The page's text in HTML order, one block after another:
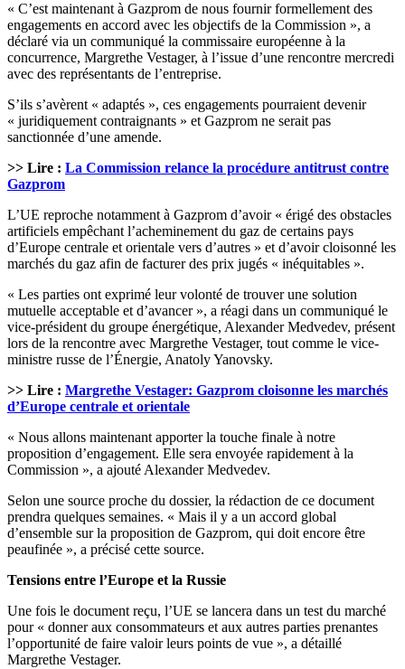
« C’est maintenant à Gazprom de nous fournir formellement des
engagements en accord avec les objectifs de la Commission », a
déclaré via un communiqué la commissaire européenne à la
concurrence, Margrethe Vestager, à l’issue d’une rencontre mercredi
avec des représentants de l’entreprise.
S’ils s’avèrent « adaptés », ces engagements pourraient devenir
« juridiquement contraignants » et Gazprom ne serait pas
sanctionnée d’une amende.
>> Lire : La Commission relance la procédure antitrust contre
Gazprom
L’UE reproche notamment à Gazprom d’avoir « érigé des obstacles
artificiels empêchant l’acheminement du gaz de certains pays
d’Europe centrale et orientale vers d’autres » et d’avoir cloisonné les
marchés du gaz afin de facturer des prix jugés « inéquitables ».
« Les parties ont exprimé leur volonté de trouver une solution
mutuelle acceptable et d’avancer », a réagi dans un communiqué le
vice-président du groupe énergétique, Alexander Medvedev, présent
lors de la rencontre avec Margrethe Vestager, tout comme le vice-
ministre russe de l’Énergie, Anatoly Yanovsky.
>> Lire : Margrethe Vestager: Gazprom cloisonne les marchés
d’Europe centrale et orientale
« Nous allons maintenant apporter la touche finale à notre
proposition d’engagement. Elle sera envoyée rapidement à la
Commission », a ajouté Alexander Medvedev.
Selon une source proche du dossier, la rédaction de ce document
prendra quelques semaines. « Mais il y a un accord global
d’ensemble sur la proposition de Gazprom, qui doit encore être
peaufinée », a précisé cette source.
Tensions entre l’Europe et la Russie
Une fois le document reçu, l’UE se lancera dans un test du marché
pour « donner aux consommateurs et aux autres parties prenantes
l’opportunité de faire valoir leurs points de vue », a détaillé
Margrethe Vestager.